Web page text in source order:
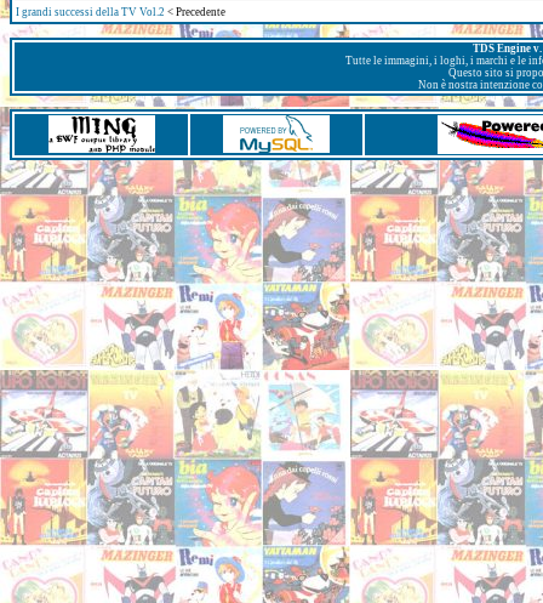
I grandi successi della TV Vol.2 < Precedente
TDS Engine
Tutte le immagini, i loghi, i marchi e le
Questo sito si
Non è nostra intenzione